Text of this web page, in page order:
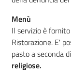
Menù
Il servizio è
Ristorazione. E'
pasto a seconda di
religiose.